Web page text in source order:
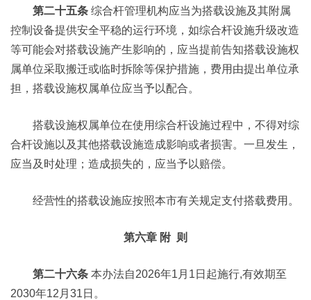
第二十五条 综合杆管理机构应当为搭载设施及其附属
控制设备提供安全平稳的运行环境，如综合杆设施升级改造
等可能会对搭载设施产生影响的，应当提前告知搭载设施权
属单位采取搬迁或临时拆除等保护措施，费用由提出单位承
担，搭载设施权属单位应当予以配合。
搭载设施权属单位在使用综合杆设施过程中，不得对综
合杆设施以及其他搭载设施造成影响或者损害。一旦发生，
应当及时处理；造成损失的，应当予以赔偿。
经营性的搭载设施应按照本市有关规定支付搭载费用。
第六章 附 则
第二十六条 本办法自2026年1月1日起施行,有效期至
2030年12月31日。